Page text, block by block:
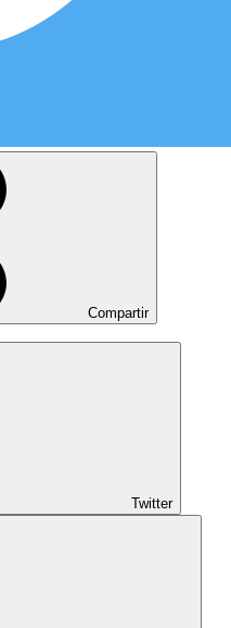
Compartir
Twitter